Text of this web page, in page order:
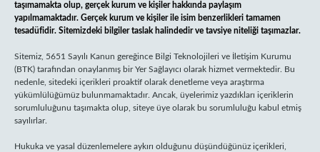
taşımamakta olup, gerçek kurum ve kişiler hakkında paylaşım
yapılmamaktadır. Gerçek kurum ve kişiler ile isim benzerlikleri tamamen
tesadüfidir. Sitemizdeki bilgiler taslak halindedir ve tavsiye niteliği taşımazlar.
Sitemiz, 5651 Sayılı Kanun gereğince Bilgi Teknolojileri ve İletişim Kurumu
(BTK) tarafından onaylanmış bir Yer Sağlayıcı olarak hizmet vermektedir. Bu
nedenle, sitedeki içerikleri proaktif olarak denetleme veya araştırma
yükümlülüğümüz bulunmamaktadır. Ancak, üyelerimiz yazdıkları içeriklerin
sorumluluğunu taşımakta olup, siteye üye olarak bu sorumluluğu kabul etmiş
sayılırlar.
Hukuka ve yasal düzenlemelere aykırı olduğunu düşündüğünüz içerikleri,